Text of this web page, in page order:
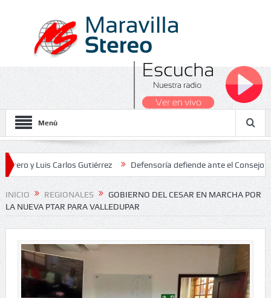
Menú
Carlos Gutiérrez Defensoría defiende ante el Consejo de
Nacionales 2026
INICIO REGIONALES
GOBIERNO DEL CESAR EN MARCHA POR
LA NUEVA PTAR PARA VALLEDUPAR